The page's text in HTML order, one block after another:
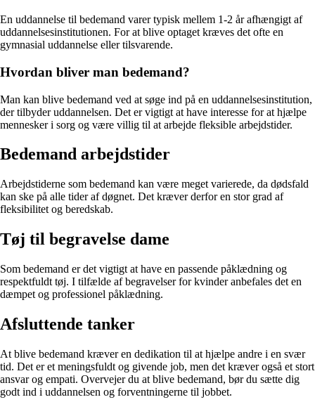
En uddannelse til bedemand varer typisk mellem 1-2 år afhængigt af
uddannelsesinstitutionen. For at blive optaget kræves det ofte en
gymnasial uddannelse eller tilsvarende.
Hvordan bliver man bedemand?
Man kan blive bedemand ved at søge ind på en uddannelsesinstitution,
der tilbyder uddannelsen. Det er vigtigt at have interesse for at hjælpe
mennesker i sorg og være villig til at arbejde fleksible arbejdstider.
Bedemand arbejdstider
Arbejdstiderne som bedemand kan være meget varierede, da dødsfald
kan ske på alle tider af døgnet. Det kræver derfor en stor grad af
fleksibilitet og beredskab.
Tøj til begravelse dame
Som bedemand er det vigtigt at have en passende påklædning og
respektfuldt tøj. I tilfælde af begravelser for kvinder anbefales det en
dæmpet og professionel påklædning.
Afsluttende tanker
At blive bedemand kræver en dedikation til at hjælpe andre i en svær
tid. Det er et meningsfuldt og givende job, men det kræver også et stort
ansvar og empati. Overvejer du at blive bedemand, bør du sætte dig
godt ind i uddannelsen og forventningerne til jobbet.